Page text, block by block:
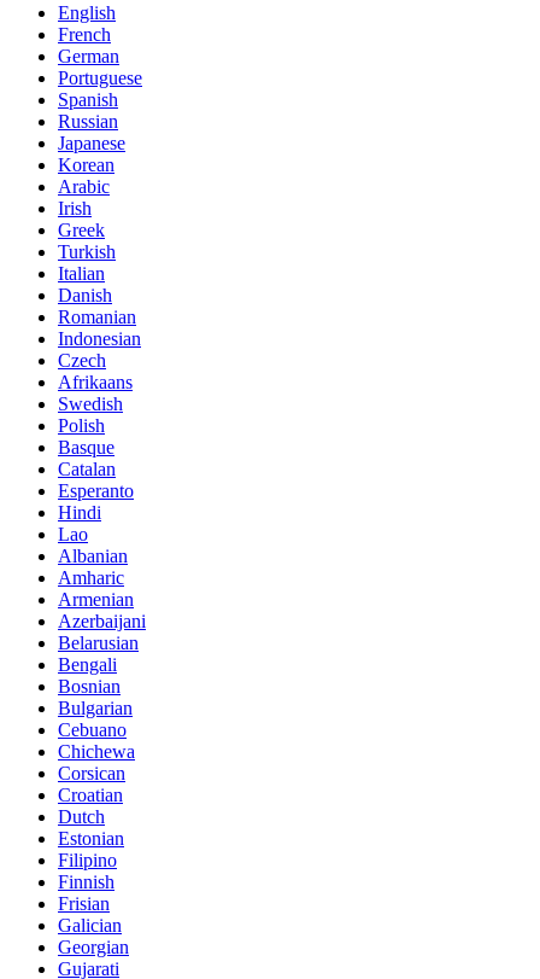
English
French
German
Portuguese
Spanish
Russian
Japanese
Korean
Arabic
Irish
Greek
Turkish
Italian
Danish
Romanian
Indonesian
Czech
Afrikaans
Swedish
Polish
Basque
Catalan
Esperanto
Hindi
Lao
Albanian
Amharic
Armenian
Azerbaijani
Belarusian
Bengali
Bosnian
Bulgarian
Cebuano
Chichewa
Corsican
Croatian
Dutch
Estonian
Filipino
Finnish
Frisian
Galician
Georgian
Gujarati